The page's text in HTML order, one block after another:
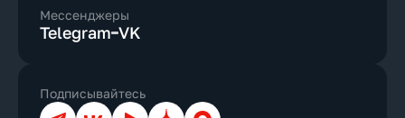
Мессенджеры
Telegram VK
Подписывайтесь
ТелеграмВКонтакте
YouTubeДзен Max